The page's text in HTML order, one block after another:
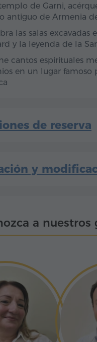
de Garni,
antiguo de Armenia
las salas excavadas
y la leyenda de la
cantos espirituales
en un lugar famoso
de reserva
y
a nuestros